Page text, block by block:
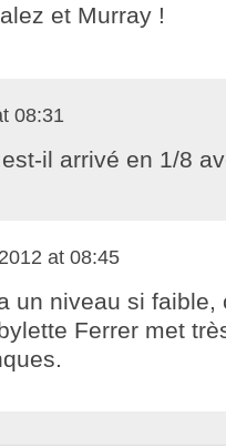
et Murray !
08:31
il arrivé en 1/8
at 08:45
un niveau si faible,
Ferrer met